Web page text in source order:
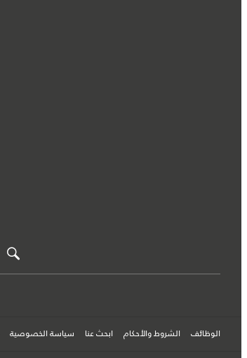
الوظائف الشروط والأحكام ابحث عنا سياسة الخصوصية